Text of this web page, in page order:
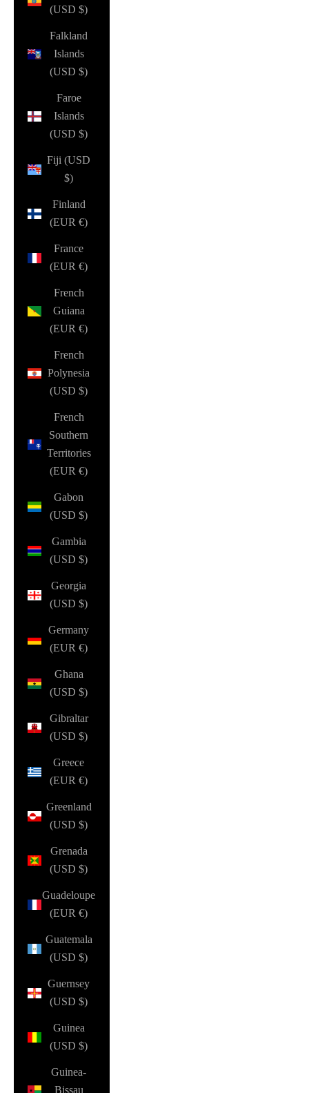
(USD $)
Falkland
Islands
(USD $)
Faroe
Islands
(USD $)
Fiji (USD
$)
Finland
(EUR €)
France
(EUR €)
French
Guiana
(EUR €)
French
Polynesia
(USD $)
French
Southern
Territories
(EUR €)
Gabon
(USD $)
Gambia
(USD $)
Georgia
(USD $)
Germany
(EUR €)
Ghana
(USD $)
Gibraltar
(USD $)
Greece
(EUR €)
Greenland
(USD $)
Grenada
(USD $)
Guadeloupe
(EUR €)
Guatemala
(USD $)
Guernsey
(USD $)
Guinea
(USD $)
Guinea-
Bissau